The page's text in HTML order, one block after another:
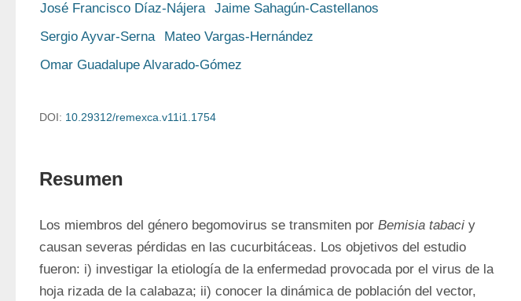
José Francisco Díaz-Nájera
Jaime Sahagún-Castellanos
Sergio Ayvar-Serna
Mateo Vargas-Hernández
Omar Guadalupe Alvarado-Gómez
DOI: 10.29312/remexca.v11i1.1754
Resumen
Los miembros del género begomovirus se transmiten por Bemisia tabaci y
causan severas pérdidas en las cucurbitáceas. Los objetivos del estudio
fueron: i) investigar la etiología de la enfermedad provocada por el virus de la
hoja rizada de la calabaza; ii) conocer la dinámica de población del vector,